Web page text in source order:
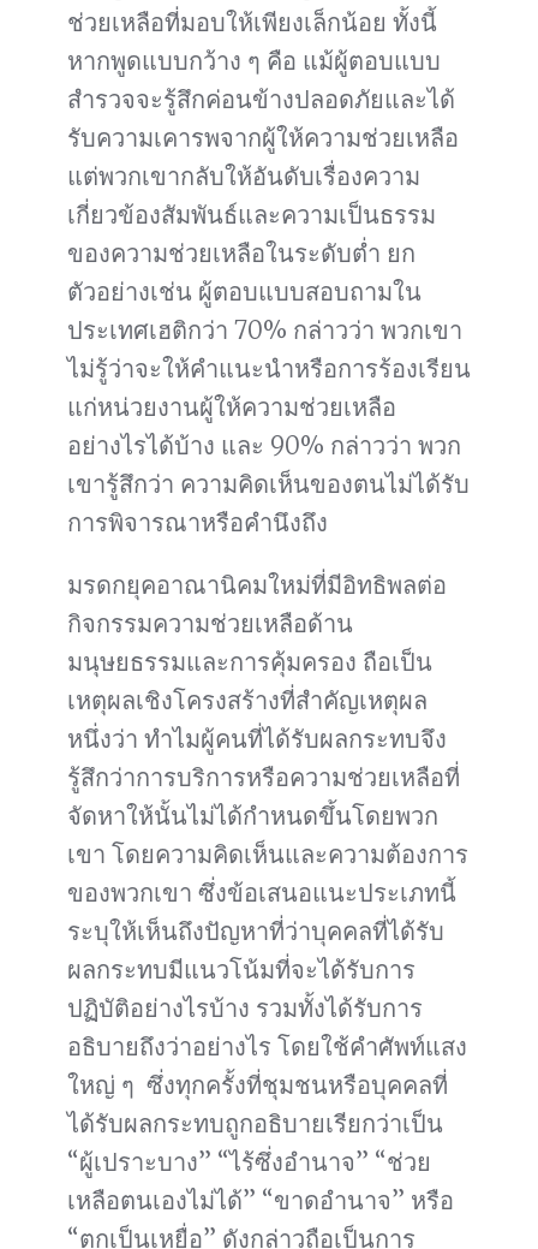
ช่วยเหลือที่มอบให้เพียงเล็กน้อย ทั้งนี้
หากพูดแบบกว้าง ๆ คือ แม้ผู้ตอบแบบ
สำรวจจะรู้สึกค่อนข้างปลอดภัยและได้
รับความเคารพจากผู้ให้ความช่วยเหลือ
แต่พวกเขากลับให้อันดับเรื่องความ
เกี่ยวข้องสัมพันธ์และความเป็นธรรม
ของความช่วยเหลือในระดับต่ำ ยก
ตัวอย่างเช่น ผู้ตอบแบบสอบถามใน
ประเทศเฮติกว่า 70% กล่าวว่า พวกเขา
ไม่รู้ว่าจะให้คำแนะนำหรือการร้องเรียน
แก่หน่วยงานผู้ให้ความช่วยเหลือ
อย่างไรได้บ้าง และ 90% กล่าวว่า พวก
เขารู้สึกว่า ความคิดเห็นของตนไม่ได้รับ
การพิจารณาหรือคำนึงถึง
มรดกยุคอาณานิคมใหม่ที่มีอิทธิพลต่อ
กิจกรรมความช่วยเหลือด้าน
มนุษยธรรมและการคุ้มครอง ถือเป็น
เหตุผลเชิงโครงสร้างที่สำคัญเหตุผล
หนึ่งว่า ทำไมผู้คนที่ได้รับผลกระทบจึง
รู้สึกว่าการบริการหรือความช่วยเหลือที่
จัดหาให้นั้นไม่ได้กำหนดขึ้นโดยพวก
เขา โดยความคิดเห็นและความต้องการ
ของพวกเขา ซึ่งข้อเสนอแนะประเภทนี้
ระบุให้เห็นถึงปัญหาที่ว่าบุคคลที่ได้รับ
ผลกระทบมีแนวโน้มที่จะได้รับการ
ปฏิบัติอย่างไรบ้าง รวมทั้งได้รับการ
อธิบายถึงว่าอย่างไร โดยใช้คำศัพท์แสง
ใหญ่ ๆ ซึ่งทุกครั้งที่ชุมชนหรือบุคคลที่
ได้รับผลกระทบถูกอธิบายเรียกว่าเป็น
“ผู้เปราะบาง” “ไร้ซึ่งอำนาจ” “ช่วย
เหลือตนเองไม่ได้” “ขาดอำนาจ” หรือ
“ตกเป็นเหยื่อ” ดังกล่าวถือเป็นการ